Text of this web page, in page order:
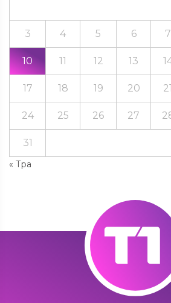
« Тра
3 4 5 6 7
10 11 12 13
17 18 19 20 21
24 25 26 27
31